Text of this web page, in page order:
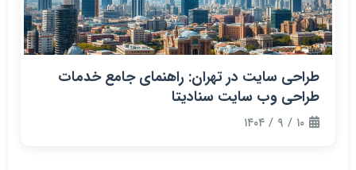
طراحی سایت در تهران: راهنمای جامع خدمات
طراحی وب سایت سنادیتا
۱۰ / ۹ / ۱۴۰۴